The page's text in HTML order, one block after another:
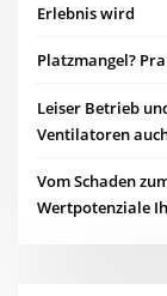
Erlebnis wird
Platzmangel?
Leiser Betrieb
Ventilatoren
Vom Schaden
Wertpotenziale